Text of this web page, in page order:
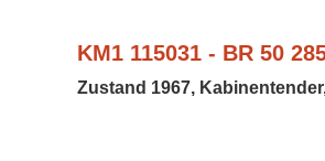
KM1 115031 - BR 50
Zustand 1967,